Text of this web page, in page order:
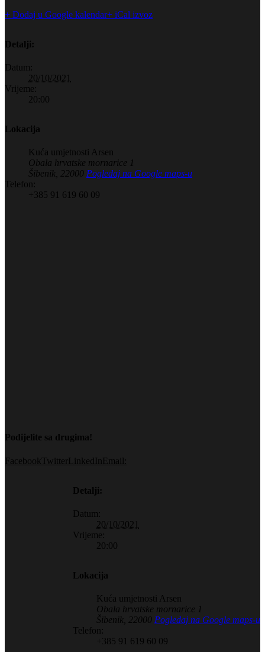
+ Dodaj u Google kalendar+ iCal izvoz
Detalji:
Datum:
20/10/2021
Vrijeme:
20:00
Lokacija
Kuća umjetnosti Arsen
Obala hrvatske mornarice 1
Šibenik
22000 Pogledaj na Google maps-u
Telefon:
+385 91 619 60 09
Podijelite sa drugima!
Facebook TwitterLinkedInEmail:
Detalji:
Datum:
20/10/2021
Vrijeme:
20:00
Lokacija
Kuća umjetnosti Arsen
Obala hrvatske mornarice 1
Šibenik
22000 Pogledaj na Google maps-u
Telefon:
+385 91 619 60 09